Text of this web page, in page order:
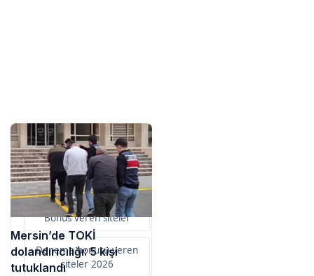
Sponsorlarımız
Bu içerik destekçileri
primebahis resmi giris
Bonus veren siteler
Deneme bonusu veren
siteler 2026
Mersin’de TOKİ
dolandırıcılığı: 5 kişi
tutuklandı